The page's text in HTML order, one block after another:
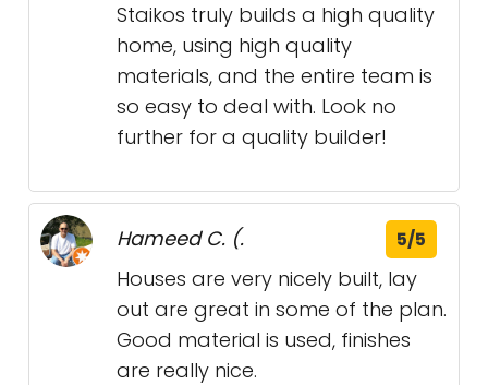
Staikos truly builds a high quality
home, using high quality
materials, and the entire team is
so easy to deal with. Look no
further for a quality builder!
Hameed C. (. 5/5
Houses are very nicely built, lay
out are great in some of the plan.
Good material is used, finishes
are really nice.